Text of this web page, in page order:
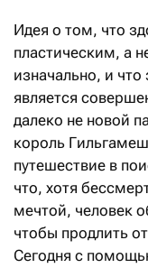
Идея о том, что
пластическим, а
изначально, и
является
далеко не новой
король
путешествие в
что, хотя
мечтой, человек
чтобы продлить
Сегодня с